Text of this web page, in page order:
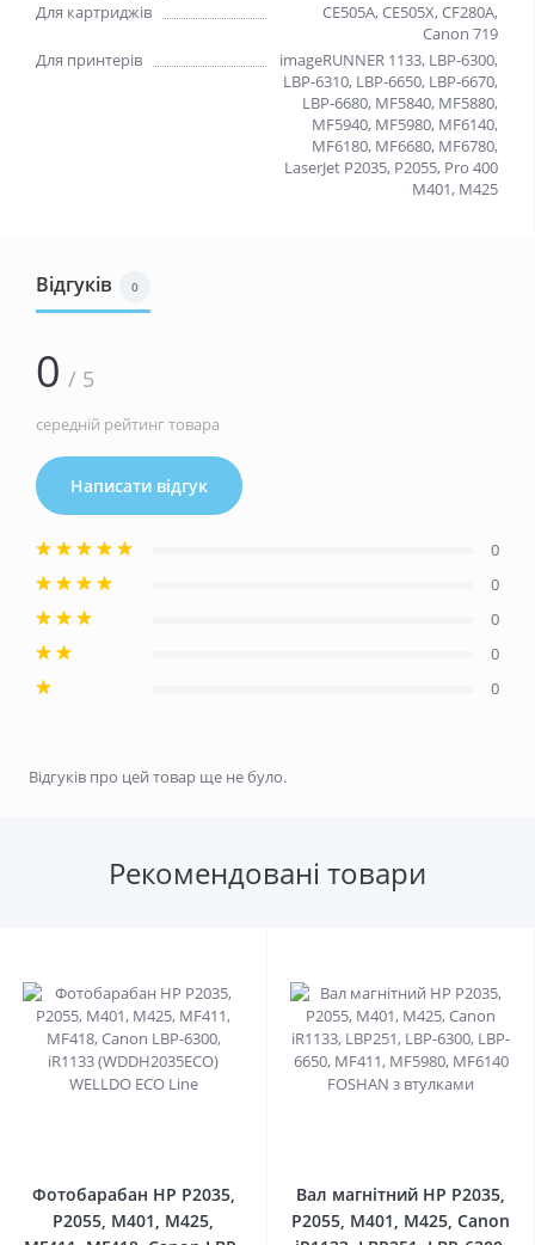
Для картриджів
CE505A, CE505X, CF280A,
Canon 719
Для принтерів
imageRUNNER 1133, LBP-6300,
LBP-6310, LBP-6650, LBP-6670,
LBP-6680, MF5840, MF5880,
MF5940, MF5980, MF6140,
MF6180, MF6680, MF6780,
LaserJet P2035, P2055, Pro 400
M401, M425
Відгуків 0
0 / 5
середній рейтинг товара
Написати відгук
0
0
0
0
0
Відгуків про цей товар ще не було.
Рекомендовані товари
Фотобарабан HP P2035,
P2055, M401, M425,
Вал магнітний HP P2035,
P2055, M401, M425, Canon